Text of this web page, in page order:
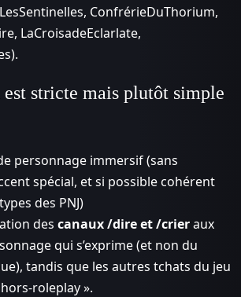
ConfrérieDuThorium,
LaCroisadeEclarlate,
est stricte mais plutôt simple
personnage immersif (sans
spécial, et si possible cohérent
des PNJ)
des canaux /dire et /crieraux
qui s’exprime (et non du
tandis que les autres tchats du jeu
roleplay ».